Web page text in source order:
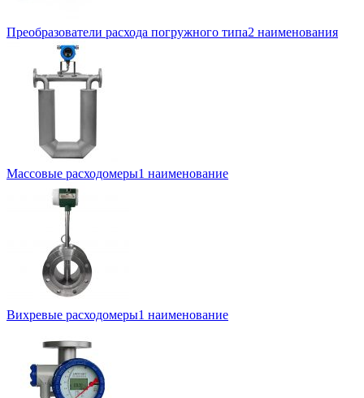
Преобразователи расхода погружного типа2 наименования
Массовые расходомеры1 наименование
Вихревые расходомеры1 наименование